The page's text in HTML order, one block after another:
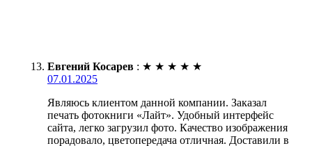
Евгений Косарев : ★ ★ ★ ★ ★
07.01.2025
Являюсь клиентом данной компании. Заказал
печать фотокниги «Лайт». Удобный интерфейс
сайта, легко загрузил фото. Качество изображения
порадовало, цветопередача отличная. Доставили в